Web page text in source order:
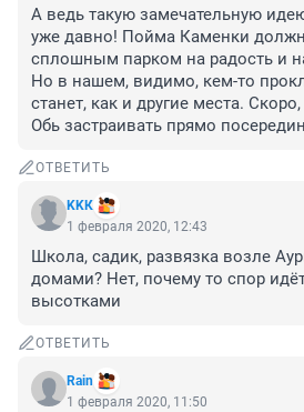
А ведь такую замечательную
уже давно! Пойма Каменки
сплошным парком на радость и
Но в нашем, видимо, кем-то
станет, как и другие места.
Обь застраивать прямо
ОТВЕТИТЬ
KKК
1 февраля 2020, 12:43
Школа, садик, развязка возле
домами? Нет, почему то спор
высотками
ОТВЕТИТЬ
Rain
1 февраля 2020, 11:50